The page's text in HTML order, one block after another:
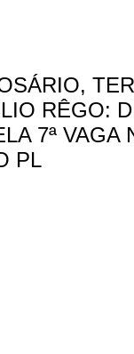
RÊGO:
7ª VAGA
PL